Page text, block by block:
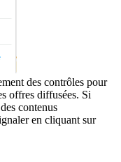
des contrôles pour
offres diffusées. Si
contenus
en cliquant sur